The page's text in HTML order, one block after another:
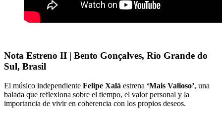
Nota Estreno II | Bento Gonçalves, Rio Grande do
Sul, Brasil
El músico independiente Felipe Xalá estrena ‘Mais Valioso’, una
balada que reflexiona sobre el tiempo, el valor personal y la
importancia de vivir en coherencia con los propios deseos.